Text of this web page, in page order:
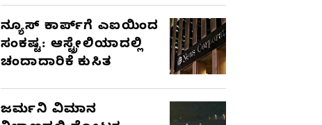
ನ್ಯೂಸ್ ಕಾರ್ಪ್‌ಗೆ ಎಐಯಿಂದ
ಸಂಕಷ್ಟ: ಆಸ್ಟ್ರೇಲಿಯಾದಲ್ಲಿ
ಚಂದಾದಾರಿಕೆ ಕುಸಿತ
ಜರ್ಮನಿ ವಿಮಾನ